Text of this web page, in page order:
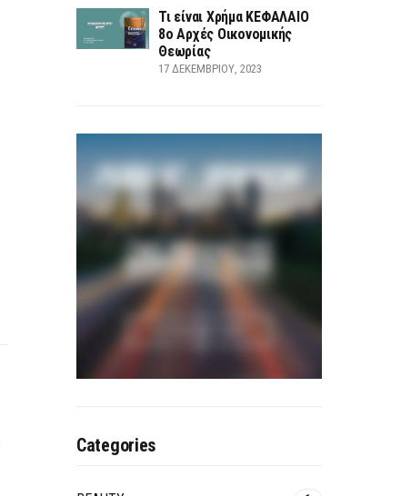
Τι είναι Χρήμα ΚΕΦΑΛΑΙΟ
8ο Αρχές Οικονομικής
Θεωρίας
17 ΔΕΚΕΜΒΡΊΟΥ, 2023
Categories